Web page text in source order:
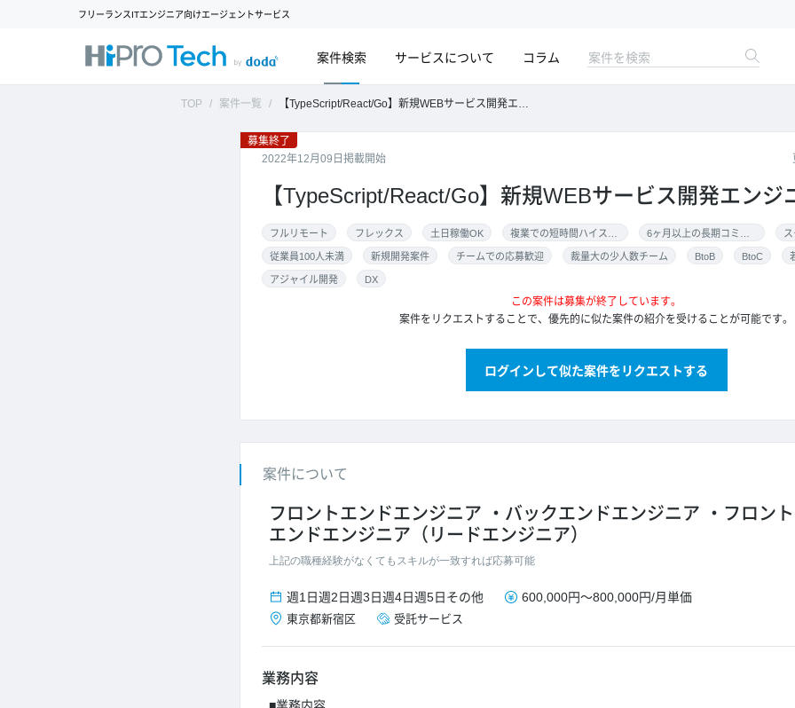
フリーランスITエンジニア向けエージェントサービス
案件検索 サービスについて コラム
TOP 案件一覧 【TypeScript/React/Go】新規WEBサービス開発エンジニア
募集終了
2022年12月09日掲載開始
【TypeScript/React/Go】新規WEBサービス開発エンジ
フルリモート フレックス 土日稼働OK
従業員100人未満 新規開発案件 チームでの応募歓迎 裁量大の少人数チーム BtoB BtoC
アジャイル開発 DX
この案件は募集が終了しています。
案件をリクエストすることで、優先的に似た案件の紹介を受けることが可能です。
ログインして似た案件をリクエストする
案件について
フロントエンドエンジニア バックエンドエンジニア
フロン
エンドエンジニア（リードエンジニア）
上記の職種経験がなくてもスキルが一致すれば応募可能
週1日週2日週3日週4日週5日その他 600,000円～800,000円/月単価
東京都新宿区 受託サービス
業務内容